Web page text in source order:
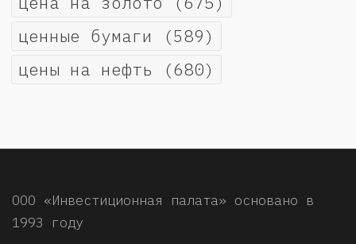
ценные бумаги (589)
цены на нефть (680)
ООО «Инвестиционная палата» основано в
1993 году